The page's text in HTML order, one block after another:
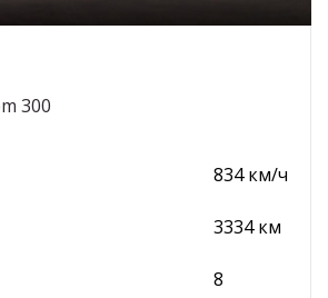
300
834 км/ч
3334 км
8